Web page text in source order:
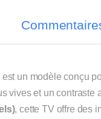
est un modèle conçu
vives et un contraste
, cette TV offre des